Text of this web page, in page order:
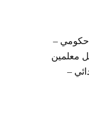
–
معلمين
–